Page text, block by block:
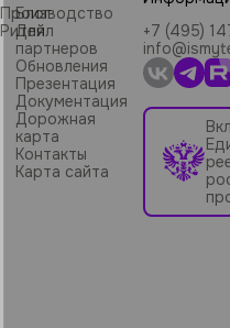
Производство
Ритейл
Блог
Для
партнеров
Обновления
Презентация
Документация
Дорожная
карта
Контакты
Карта сайта
+7 (495)